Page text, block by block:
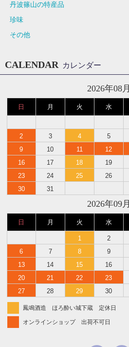
丹波篠山の特産品
珍味
その他
CALENDAR カレンダー
2026年08月
日 月 火 水
2
3 4 5
9
10 11 12
16
17 18 19
23
24 25 26
30
31
2026年09月
日 月 火 水
1 2
6
7 8 9
13
14 15 16
20
21 22 23
27
28 29 30
鳳鳴酒造 ほろ酔い城下蔵 定休日
オンラインショップ 出荷不可日